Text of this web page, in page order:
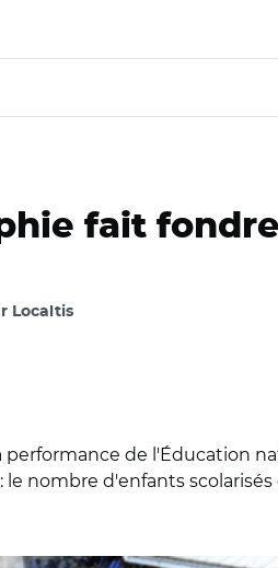
fait
Localtis
performance de l'Éducation
le nombre d'enfants